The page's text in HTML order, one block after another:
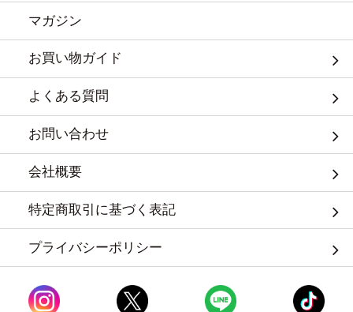
マガジン
お買い物ガイド
よくある質問
お問い合わせ
会社概要
特定商取引に基づく表記
プライバシーポリシー